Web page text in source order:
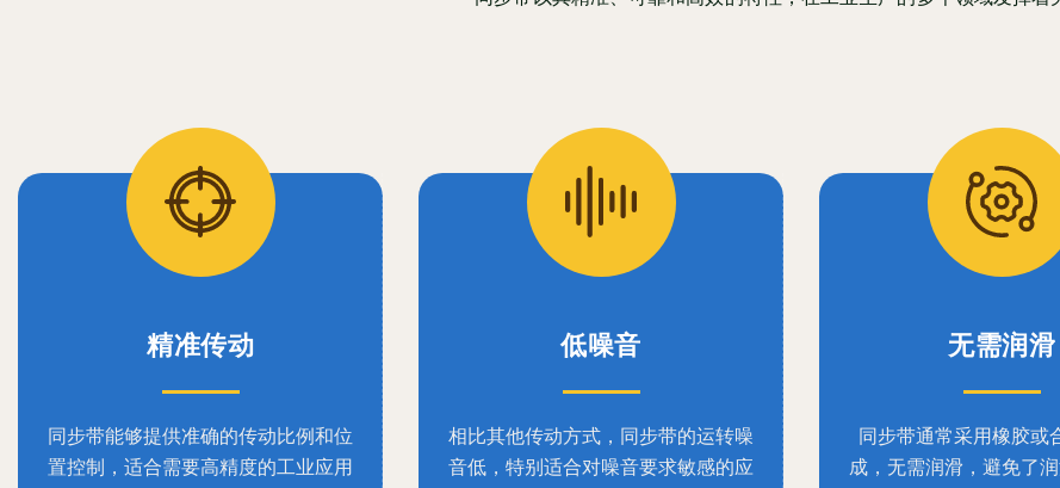
精准传动
同步带能够提供准确的传动比例和位
置控制，适合需要高精度的工业应用
低噪音
相比其他传动方式，同步带的运转噪
音低，特别适合对噪音要求敏感的应
无需润滑
同步带通常采用橡胶或
成，无需润滑，避免了